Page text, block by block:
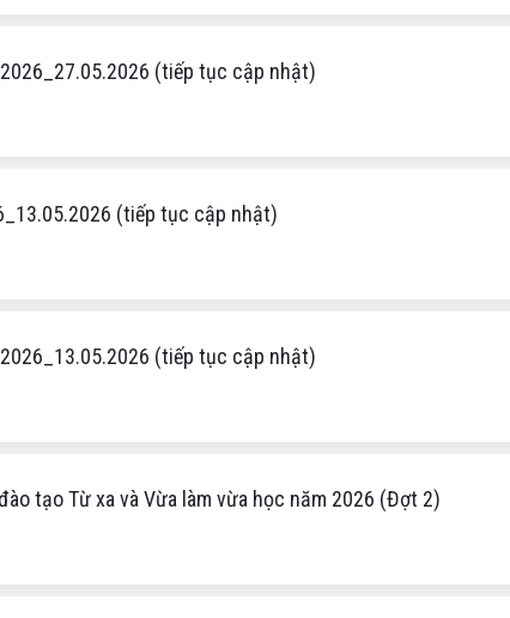
(tiếp tục cập nhật)
(tiếp tục cập nhật)
(tiếp tục cập nhật)
tạo Từ xa và Vừa làm vừa học năm 2026 (Đợt 2)